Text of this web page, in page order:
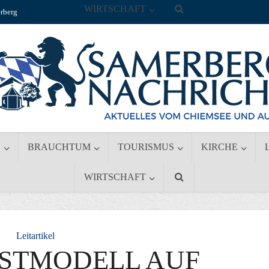
BRAUCHTUM TOURISMUS KIRCHE
WIRTSCHAFT
WIRTSCHAFT
Leitartikel
AUF